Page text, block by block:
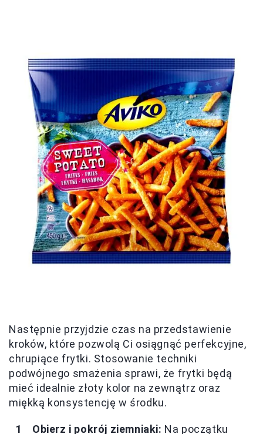
Następnie przyjdzie czas na przedstawienie
kroków, które pozwolą Ci osiągnąć perfekcyjne,
chrupiące frytki. Stosowanie techniki
podwójnego smażenia sprawi, że frytki będą
mieć idealnie złoty kolor na zewnątrz oraz
miękką konsystencję w środku.
Obierz i pokrój ziemniaki: Na początku